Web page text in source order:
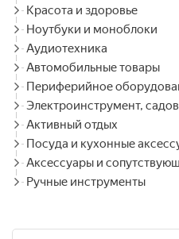
Красота и здоровье
Ноутбуки и моноблоки
Аудиотехника
Автомобильные товары
Периферийное
Электроинструмент,
Активный отдых
Посуда и кухонные
Аксессуары и
Ручные инструменты